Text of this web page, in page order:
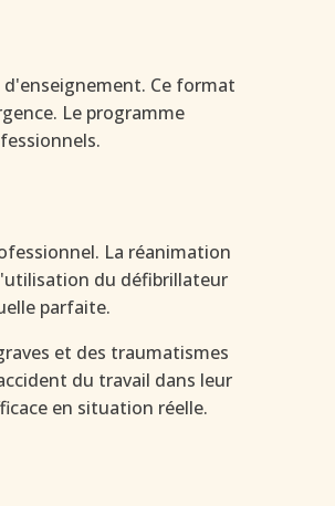
Ce format
Le programme
La réanimation
du défibrillateur
parfaite.
et des traumatismes
du travail dans leur
en situation réelle.